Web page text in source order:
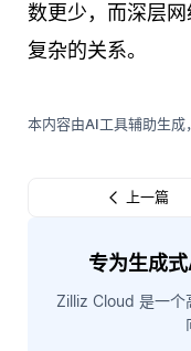
数更少，而深层
复杂的关系。
本内容由AI工具辅助生成
上一篇
专为生成
Zilliz Cloud 是一个